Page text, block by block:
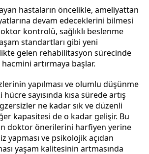
hastaların öncelikle, ameliyattan
devam edeceklerini bilmesi
kontrolü, sağlıklı beslenme
standartları gibi yeni
gelen rehabilitasyon sürecinde
artırmaya başlar.
yapılması ve olumlu düşünme
hücre sayısında kısa sürede artış
ne kadar sık ve düzenli
kapasitesi de o kadar gelişir. Bu
doktor önerilerini harfiyen yerine
yapması ve psikolojik açıdan
yaşam kalitesinin artmasında